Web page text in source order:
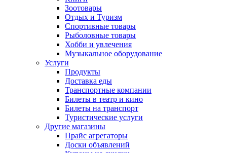
Зоотовары
Отдых и Туризм
Спортивные товары
Рыболовные товары
Хобби и увлечения
Музыкальное оборудование
Услуги
Продукты
Доставка еды
Транспортные компании
Билеты в театр и кино
Билеты на транспорт
Туристические услуги
Другие магазины
Прайс агрегаторы
Доски объявлений